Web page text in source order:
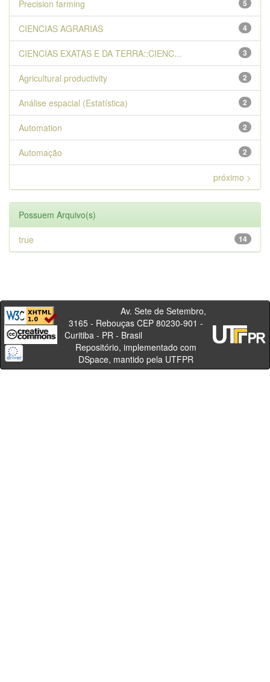
5
Precision farming
4
CIENCIAS AGRARIAS
3
CIENCIAS EXATAS E DA TERRA::CIENC...
2
Agricultural productivity
2
Análise espacial (Estatística)
2
Automation
2
Automação
próximo >
Possuem Arquivo(s)
14
true
Av. Sete de Setembro,
3165 - Rebouças CEP 80230-901 -
Curitiba - PR - Brasil
Repositório, implementado com
DSpace, mantido pela UTFPR